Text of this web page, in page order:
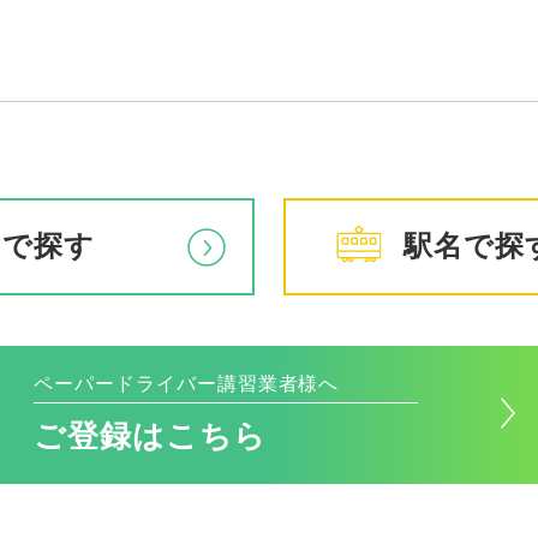
探す 駅名で探
ペーパードライバー講習業者様へ
ご登録はこちら